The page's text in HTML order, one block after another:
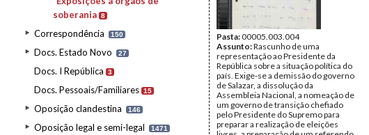
soberania 8
Correspondência 150
Docs. Estado Novo 27
Docs. I República 3
Docs. Pessoais/Familiares 15
Oposição clandestina 146
Oposição legal e semi-legal 1471
Pasta:00005.003.004
Assunto:Rascunho de uma
representação ao Presidente da
República sobre a situação política do
país. Exige-se a demissão do governo
de Salazar, a dissolução da
Assembleia Nacional, a nomeação de
um governo de transição chefiado
pelo Presidente do Supremo para
preparar a realização de eleições